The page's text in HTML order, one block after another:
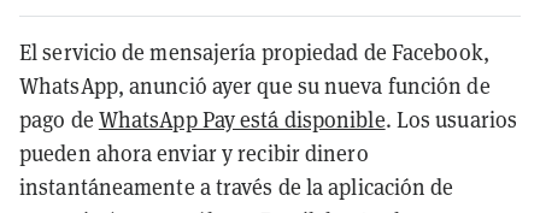
El servicio de mensajería propiedad de Facebook,
WhatsApp, anunció ayer que su nueva función de
pago de WhatsApp Pay está disponible. Los usuarios
pueden ahora enviar y recibir dinero
instantáneamente a través de la aplicación de